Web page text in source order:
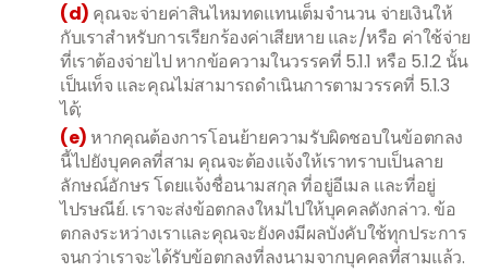
(d) คุณจะจ่ายค่าสินไหมทดแทนเต็มจำนวน จ่ายเงินให้
กับเราสำหรับการเรียกร้องค่าเสียหาย และ/หรือ ค่าใช้จ่าย
ที่เราต้องจ่ายไป หากข้อความในวรรคที่ 5.1.1 หรือ 5.1.2 นั้น
เป็นเท็จ และคุณไม่สามารถดำเนินการตามวรรคที่ 5.1.3
ได้;
(e) หากคุณต้องการโอนย้ายความรับผิดชอบในข้อตกลง
นี้ไปยังบุคคลที่สาม คุณจะต้องแจ้งให้เราทราบเป็นลาย
ลักษณ์อักษร โดยแจ้งชื่อนามสกุล ที่อยู่อีเมล และที่อยู่
ไปรษณีย์. เราจะส่งข้อตกลงใหม่ไปให้บุคคลดังกล่าว. ข้อ
ตกลงระหว่างเราและคุณจะยังคงมีผลบังคับใช้ทุกประการ
จนกว่าเราจะได้รับข้อตกลงที่ลงนามจากบุคคลที่สามแล้ว.